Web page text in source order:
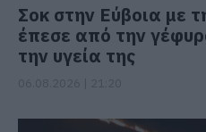
Σοκ στην Εύβοια με
έπεσε από την
την υγεία της